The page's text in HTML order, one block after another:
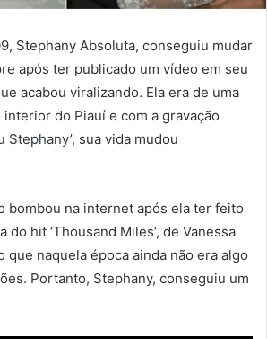
Stephany Absoluta, conseguiu mudar
após ter publicado um vídeo em seu
acabou viralizando. Ela era de uma
do Piauí e com a gravação
Stephany’, sua vida mudou
bombou na internet após ela ter feito
do hit ‘Thousand Miles’, de Vanessa
que naquela época ainda não era algo
Portanto, Stephany, conseguiu um